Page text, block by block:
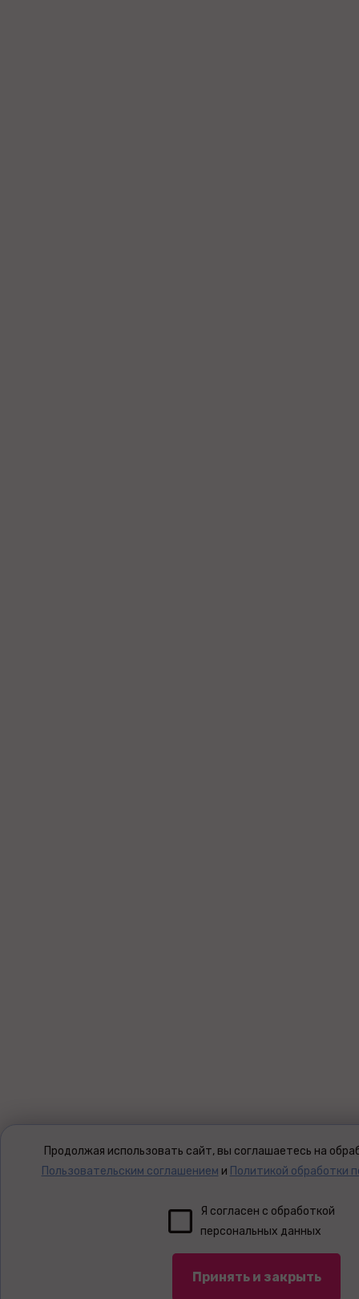
Продолжая использовать сайт, вы соглашаетесь на
Пользовательским соглашением и Политикой обработки
Я согласен с обработкой
персональных данных
Принять и закрыть